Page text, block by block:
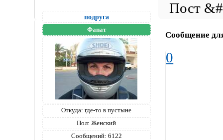
подруга
Фанат
Откуда: где-то в пустыне
Пол: Женский
Сообщений: 6122
Сообщение
0